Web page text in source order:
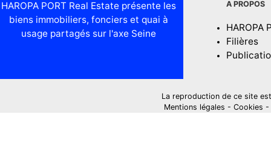
HAROPA PORT Real Estate présente les
biens immobiliers, fonciers et quai à
usage partagés sur l'axe Seine
A PROPOS
HAROPA
Filières
La reproduction de ce site
Mentions légales - Cookies -